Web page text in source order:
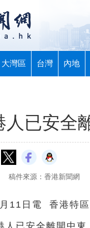
大灣區 台灣 內地
人已安全
稿件來源：香港新聞網
11日電 香港特
人已安全離開中